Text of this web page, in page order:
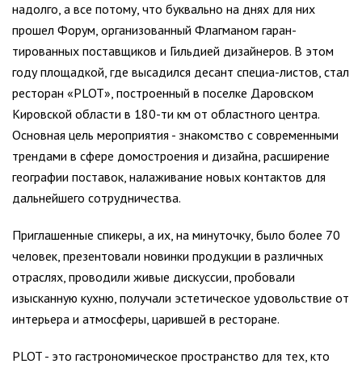
надолго, а все потому, что буквально на днях для них
прошел Форум, организованный Флагманом гаран-
тированных поставщиков и Гильдией дизайнеров. В этом
году площадкой, где высадился десант специа-листов, стал
ресторан «PLOT», построенный в поселке Даровском
Кировской области в 180-ти км от областного центра.
Основная цель мероприятия - знакомство с современными
трендами в сфере домостроения и дизайна, расширение
географии поставок, налаживание новых контактов для
дальнейшего сотрудничества.
Приглашенные спикеры, а их, на минуточку, было более 70
человек, презентовали новинки продукции в различных
отраслях, проводили живые дискуссии, пробовали
изысканную кухню, получали эстетическое удовольствие от
интерьера и атмосферы, царившей в ресторане.
PLOT - это гастрономическое пространство для тех, кто